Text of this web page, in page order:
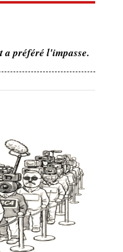
a préféré l'impasse.